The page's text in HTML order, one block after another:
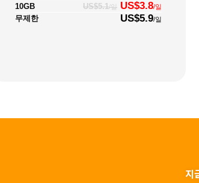
10GB US$5.1/일 US$3.8/일
무제한 US$5.9/일
지